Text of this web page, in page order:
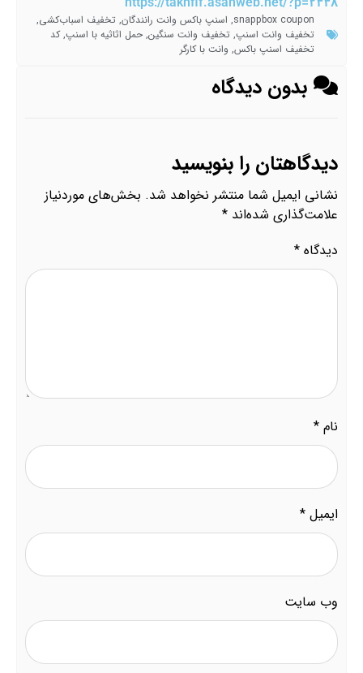
snappbox coupon
, اسنپ باکس وانت رانندگان, تخفیف اسباب‌کشی,
تخفیف وانت اسنپ, تخفیف وانت سنگین, حمل اثاثیه با اسنپ,کد
تخفیف اسنپ باکس, وانت با کارگر
بدون دیدگاه
دیدگاهتان را بنویسید
نشانی ایمیل شما منتشر نخواهد شد. بخش‌های موردنیاز
علامت‌گذاری شده‌اند *
دیدگاه *
نام *
ایمیل *
وب‌ سایت